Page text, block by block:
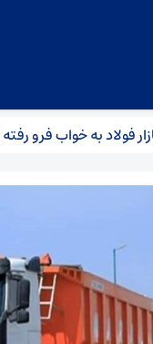
به خواب فرو رفته